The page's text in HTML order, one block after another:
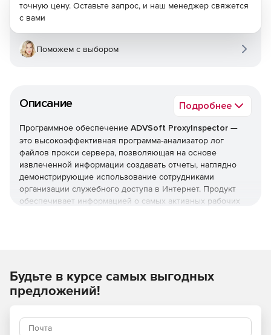
Описание Подробнее
Программное обеспечение ADVSoft ProxyInspector —
это высокоэффективная программа-анализатор лог
файлов прокси сервера, позволяющая на основе
извлеченной информации создавать отчеты, наглядно
демонстрирующие использование сотрудниками
организации служебного доступа в Интернет. Продукт
обеспечивает информацией о самых активных рабочих
больших объемах лог-файлов.
Ключевые возможности ProxyInspector 3.х:
точную цену. Оставьте запрос, и наш менеджер свяжется
с вами
Поможем с выбором
Будьте в курсе самых выгодных
предложений!